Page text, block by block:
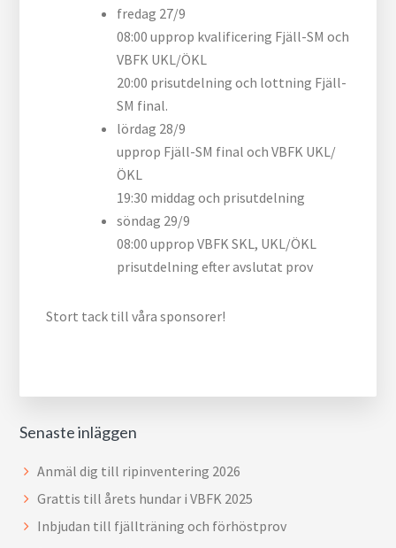
fredag 27/9
08:00 upprop kvalificering Fjäll-SM och
VBFK UKL/ÖKL
20:00 prisutdelning och lottning Fjäll-
SM final.
lördag 28/9
upprop Fjäll-SM final och VBFK UKL/
ÖKL
19:30 middag och prisutdelning
söndag 29/9
08:00 upprop VBFK SKL, UKL/ÖKL
prisutdelning efter avslutat prov
Stort tack till våra sponsorer!
Senaste inläggen
Anmäl dig till ripinventering 2026
Grattis till årets hundar i VBFK 2025
Inbjudan till fjällträning och förhöstprov